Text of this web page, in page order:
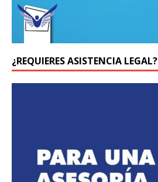
¿REQUIERES ASISTENCIA LEGAL?